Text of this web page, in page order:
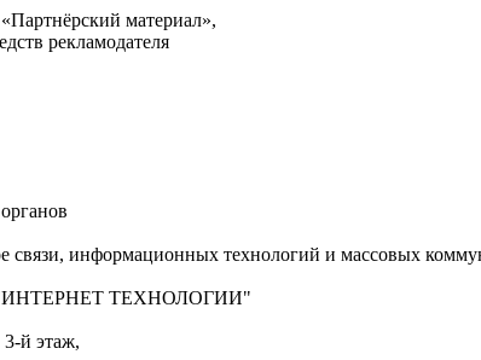
материал»,
рекламодателя
связи, информационных технологий и массовых
"ИНТЕРНЕТ ТЕХНОЛОГИИ"
й этаж,